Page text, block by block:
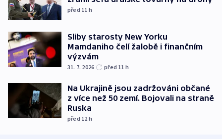
před 11 h
Sliby starosty New Yorku
Mamdaniho čelí žalobě i finančním
výzvám
31. 7. 2026 před 11 h
Na Ukrajině jsou zadržováni občané
z více než 50 zemí. Bojovali na straně
Ruska
před 12 h